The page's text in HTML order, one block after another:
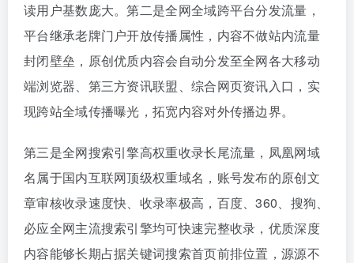
读用户基数庞大。第二是全网全域跨平台分发流量，
平台继承老牌门户开放传播属性，内容不做站内流量
封闭壁垒，原创优质内容会自动分发至全网各大移动
端浏览器、第三方资讯联盟、综合网页资讯入口，实
现跨站全域传播曝光，拓宽内容对外传播边界。
第三是全网搜索引擎高权重收录长尾流量，凤凰网域
名属于国内互联网顶级权重域名，账号发布的原创文
章审核收录速度快、收录率极高，百度、360、搜狗、
必应全网主流搜索引擎均可快速完整收录，优质深度
内容能够长期占据关键词搜索首页前排位置，源源不